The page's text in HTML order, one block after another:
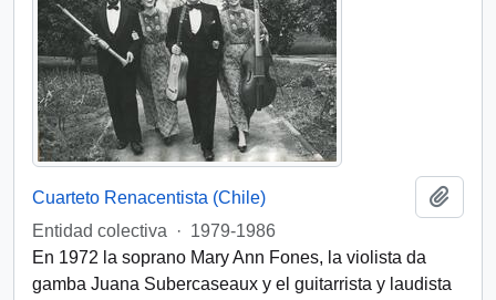
Cuarteto Renacentista (Chile)
Entidad colectiva
· 1979-1986
En 1972 la soprano Mary Ann Fones, la violista da
gamba Juana Subercaseaux y el guitarrista y laudista